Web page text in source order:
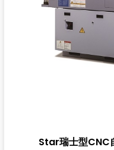
Star瑞士型CNC